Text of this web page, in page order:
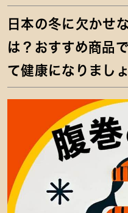
日本の冬に欠かせ
は？おすすめ商品
て健康になりましょ